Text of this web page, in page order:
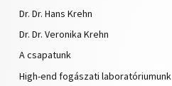
Dr. Dr. Hans Krehn
Dr. Dr. Veronika Krehn
A csapatunk
High-end fogászati laboratóriumunk